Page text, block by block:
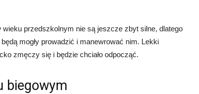
przedszkolnym nie są jeszcze zbyt silne, dlatego
mogły prowadzić i manewrować nim. Lekki
zmęczy się i będzie chciało odpocząć.
biegowym